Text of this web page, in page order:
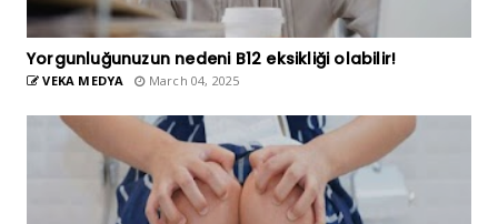
Yorgunluğunuzun nedeni B12 eksikliği olabilir!
VEKA MEDYA March 04, 2025